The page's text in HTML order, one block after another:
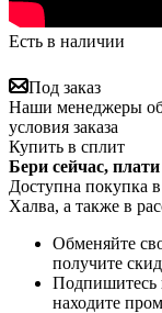
Есть в наличии
Под заказ
Наши менеджеры
условия заказа
Купить в сплит
Бери сейчас,
Доступна покупка
Халва, а также в
Обменяйте
получите
Подпишитесь
находите